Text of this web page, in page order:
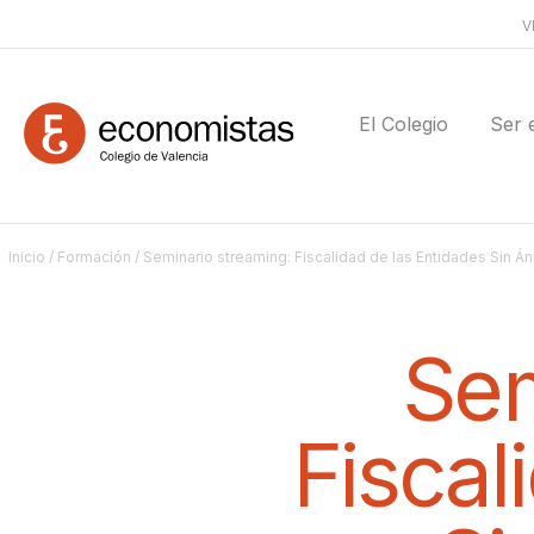
El Colegio Ser
Inicio / Formación / Seminario streaming: Fiscalidad de las Entidades Sin